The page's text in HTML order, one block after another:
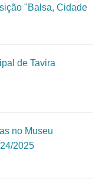
"Balsa, Cidade
de Tavira
no Museu
2025